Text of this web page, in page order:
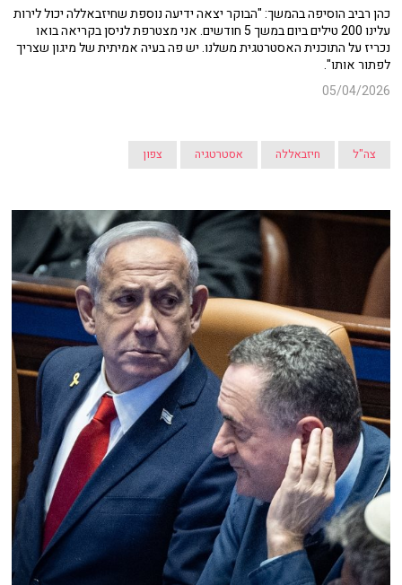
כהן רביב הוסיפה בהמשך: "הבוקר יצאה ידיעה נוספת שחיזבאללה יכול לירות
עלינו 200 טילים ביום במשך 5 חודשים. אני מצטרפת לניסן בקריאה בואו
נכריז על התוכנית האסטרטגית משלנו. יש פה בעיה אמיתית של מיגון שצריך
לפתור אותו".
05/04/2026
צה"ל חיזבאללה אסטרטגיה צפון